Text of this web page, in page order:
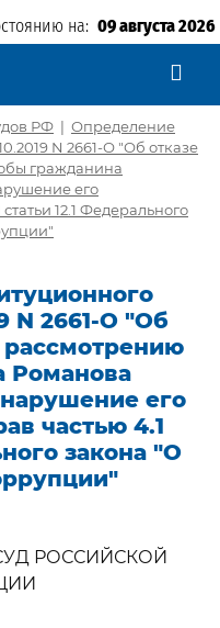
на: 09 августа 2026
РФ | Определение
N 2661-О "Об отказе
гражданина
его
12.1 Федерального
N 2661-О "Об
рассмотрению
Романова
его
частью 4.1
закона "О
РОССИЙСКОЙ